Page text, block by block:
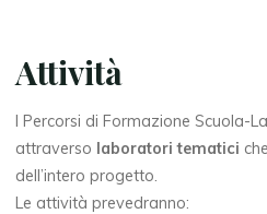
Attività
I Percorsi di Formazione Scuola-
attraverso laboratori tematici
dell’intero progetto.
Le attività prevedranno: